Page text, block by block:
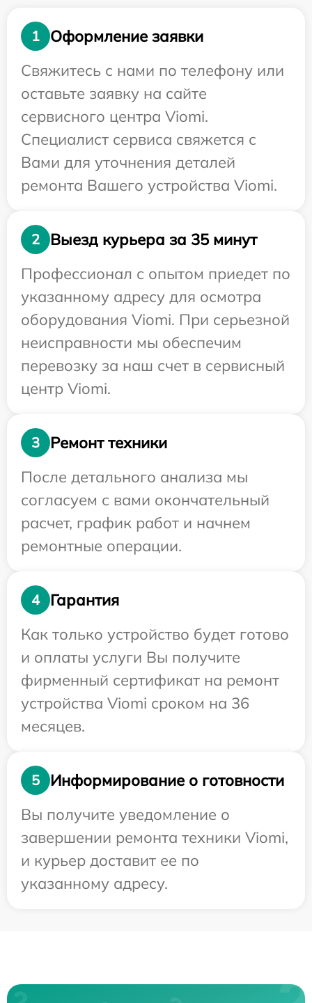
1
Оформление заявки
Свяжитесь с нами по телефону или
оставьте заявку на сайте
сервисного центра Viomi.
Специалист сервиса свяжется с
Вами для уточнения деталей
ремонта Вашего устройства Viomi.
2
Выезд курьера за 35 минут
Профессионал с опытом приедет по
указанному адресу для осмотра
оборудования Viomi. При серьезной
неисправности мы обеспечим
перевозку за наш счет в сервисный
центр Viomi.
3
Ремонт техники
После детального анализа мы
согласуем с вами окончательный
расчет, график работ и начнем
ремонтные операции.
4
Гарантия
Как только устройство будет готово
и оплаты услуги Вы получите
фирменный сертификат на ремонт
устройства Viomi сроком на 36
месяцев.
5
Информирование о готовности
Вы получите уведомление о
завершении ремонта техники Viomi,
и курьер доставит ее по
указанному адресу.